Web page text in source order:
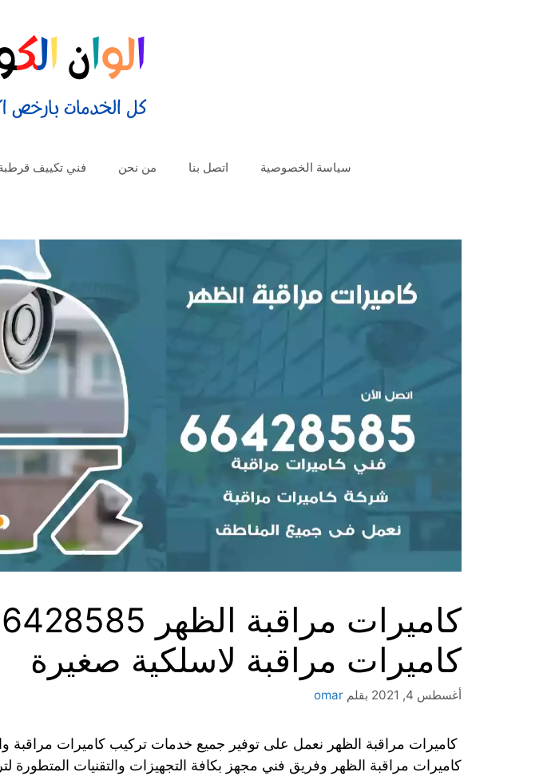
سياسة الخصوصية اتصل بنا من نحن فني تكييف
كاميرات مراقبة لاسلكية صغيرة
أغسطس 4, 2021 بقلم omar
كاميرات مراقبة الظهر نعمل على توفير جميع خدمات تركيب كاميرات مراقبة
كاميرات مراقبة الظهر وفريق فني مجهز بكافة التجهيزات والتقنيات المتطورة